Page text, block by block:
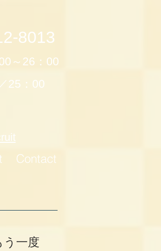
8013
～26：00
25：00
Contact
一度